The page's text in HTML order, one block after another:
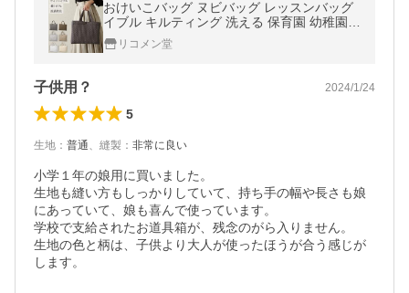
おけいこバッグ ヌビバッグ レッスンバッグ
イブル キルティング 洗える 保育園 幼稚園
スクールグッズ 通園 通学 サブバッグ トート
バッグ 代引不可 メール便
リコメン堂
子供用？ 2024/1/24
5
生地 ： 普通、 縫製 ： 非常に良い
小学１年の娘用に買いました。
生地も縫い方もしっかりしていて、持ち手の幅や長さも娘
にあっていて、娘も喜んで使っています。
学校で支給されたお道具箱が、残念のがら入りません。
生地の色と柄は、子供より大人が使ったほうが合う感じが
します。